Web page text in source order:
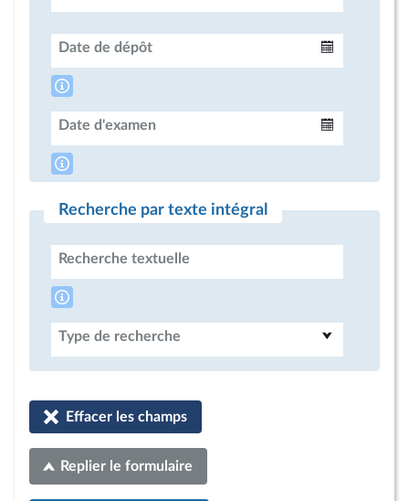
Date de dépôt
Date d'examen
Recherche par texte intégral
Recherche textuelle
Type de recherche
Effacer les champs
Replier le formulaire